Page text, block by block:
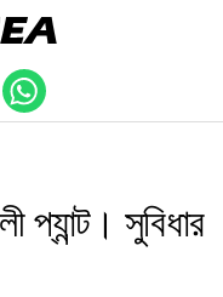
সুবিধার